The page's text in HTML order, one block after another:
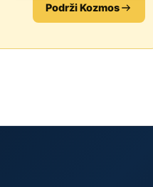
Podrži Kozmos